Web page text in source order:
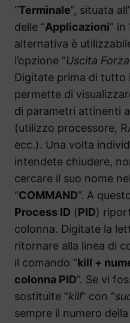
“Terminale”, situata
delle “Applicazioni” in
alternativa è
l’opzione “Uscita
Digitate prima di tutto
permette di
di parametri attinenti
(utilizzo processore,
ecc.). Una volta
intendete chiudere,
cercare il suo nome
“COMMAND”. A
Process ID (PID)
colonna. Digitate la
ritornare alla linea di
il comando “kill +
colonna PID”. Se vi
sostituite “kill” con “
sempre il numero